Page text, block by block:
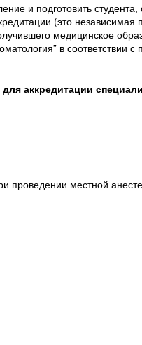
и подготовить студента,
(это независимая
медицинское
в соответствии
аккредитации
проведении местной